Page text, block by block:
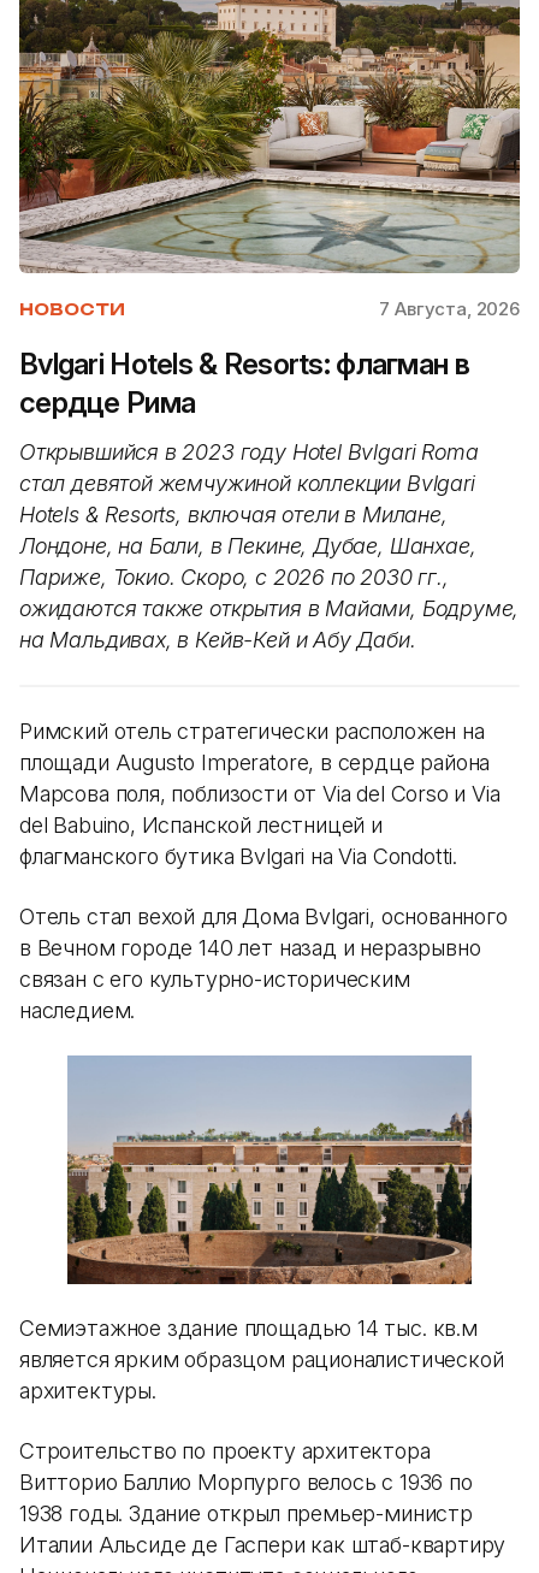
НОВОСТИ 7 Августа, 2026
Bvlgari Hotels & Resorts: флагман в
сердце Рима
Открывшийся в 2023 году Hotel Bvlgari Roma
стал девятой жемчужиной коллекции Bvlgari
Hotels & Resorts, включая отели в Милане,
Лондоне, на Бали, в Пекине, Дубае, Шанхае,
Париже, Токио. Скоро, с 2026 по 2030 гг.,
ожидаются также открытия в Майами, Бодруме,
на Мальдивах, в Кейв-Кей и Абу Даби.
Римский отель стратегически расположен на
площади Augusto Imperatore, в сердце района
Марсова поля, поблизости от Via del Corso и Via
del Babuino, Испанской лестницей и
флагманского бутика Bvlgari на Via Condotti.
Отель стал вехой для Дома Bvlgari, основанного
в Вечном городе 140 лет назад и неразрывно
связан с его культурно-историческим
наследием.
Семиэтажное здание площадью 14 тыс. кв.м
является ярким образцом рационалистической
архитектуры.
Строительство по проекту архитектора
Витторио Баллио Морпурго велось с 1936 по
1938 годы. Здание открыл премьер-министр
Италии Альсиде де Гаспери как штаб-квартиру